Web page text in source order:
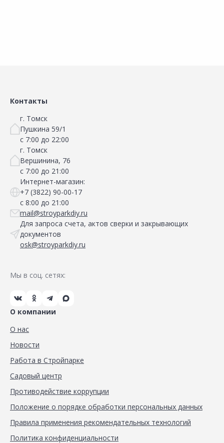
Контакты
г. Томск
Пушкина 59/1
с 7:00 до 22:00
г. Томск
Вершинина, 76
с 7:00 до 21:00
Интернет-магазин:
+7 (3822) 90-00-17
с 8:00 до 21:00
mail@stroyparkdiy.ru
Для запроса счета, актов сверки и закрывающих
документов
osk@stroyparkdiy.ru
Мы в соц. сетях:
О компании
О нас
Новости
Работа в Стройпарке
Садовый центр
Противодействие коррупции
Положение о порядке обработки персональных данных
Правила применения рекомендательных технологий
Политика конфиденциальности